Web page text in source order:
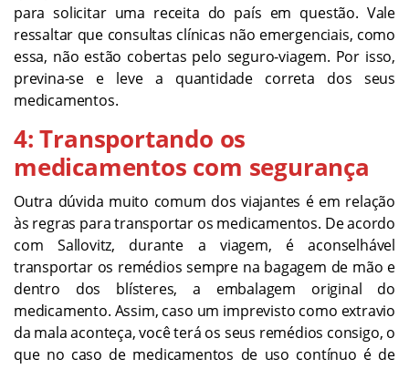
para solicitar uma receita do país em questão. Vale
ressaltar que consultas clínicas não emergenciais, como
essa, não estão cobertas pelo seguro-viagem. Por isso,
previna-se e leve a quantidade correta dos seus
medicamentos.
4: Transportando os
medicamentos com segurança
Outra dúvida muito comum dos viajantes é em relação
às regras para transportar os medicamentos. De acordo
com Sallovitz, durante a viagem, é aconselhável
transportar os remédios sempre na bagagem de mão e
dentro dos blísteres, a embalagem original do
medicamento. Assim, caso um imprevisto como extravio
da mala aconteça, você terá os seus remédios consigo, o
que no caso de medicamentos de uso contínuo é de